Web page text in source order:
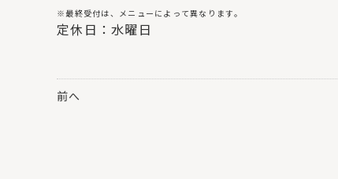
※最終受付は、メニューによって異なります。
定休日：水曜日
前へ